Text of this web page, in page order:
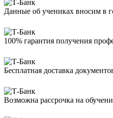
Данные об учениках вносим в
100% гарантия получения
Бесплатная доставка
Возможна рассрочка на